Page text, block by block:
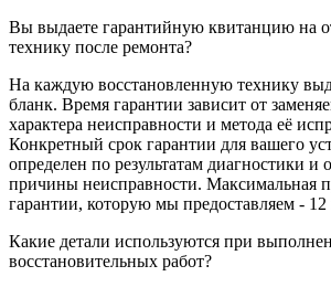
Вы выдаете гарантийную квитанцию на
технику после ремонта?
На каждую восстановленную технику
бланк. Время гарантии зависит от
характера неисправности и метода её
Конкретный срок гарантии для вашего
определен по результатам диагностики и
причины неисправности. Максимальная
гарантии, которую мы предоставляем - 12
Какие детали используются при
восстановительных работ?